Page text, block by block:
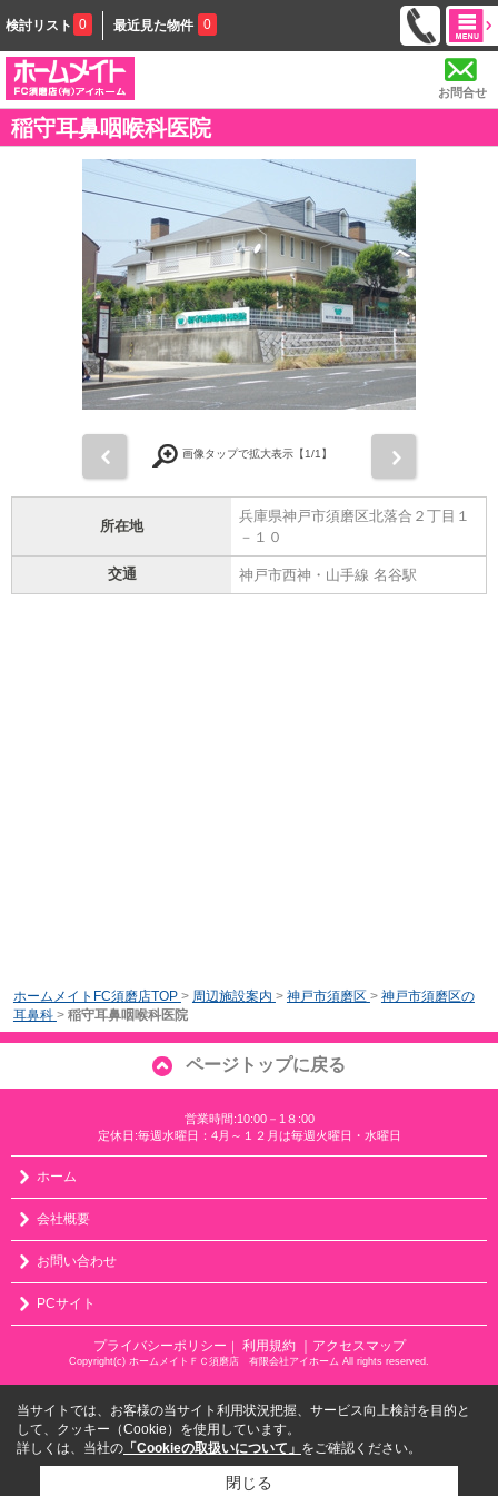
検討リスト 0 最近見た物件 0
お問合せ
稲守耳鼻咽喉科医院
画像タップで拡大表示【1/1】
所在地
兵庫県神戸市須磨区北落合２丁目１
－１０
交通 神戸市西神・山手線 名谷駅
ホームメイトFC須磨店TOP > 周辺施設案内 > 神戸市須磨区 > 神戸市須磨区の
耳鼻科 > 稲守耳鼻咽喉科医院
ページトップに戻る
営業時間:10:00－1８:00
定休日:毎週水曜日：4月～１２月は毎週火曜日・水曜日
ホーム
会社概要
お問い合わせ
PCサイト
プライバシーポリシー ｜ 利用規約 ｜アクセスマップ
Copyright(c) ホームメイトＦＣ須磨店 有限会社アイホーム All rights reserved.
当サイトでは、お客様の当サイト利用状況把握、サービス向上検討を目的と
して、クッキー（Cookie）を使用しています。
詳しくは、当社の 「Cookieの取扱いについて」 をご確認ください。
閉じる